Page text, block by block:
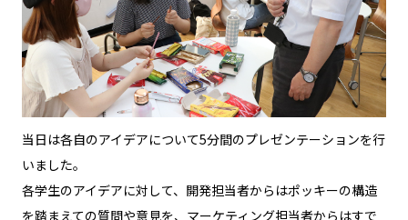
当日は各自のアイデアについて5分間のプレゼンテーションを行
いました。
各学生のアイデアに対して、開発担当者からはポッキーの構造
を踏まえての質問や意見を、マーケティング担当者からはすで